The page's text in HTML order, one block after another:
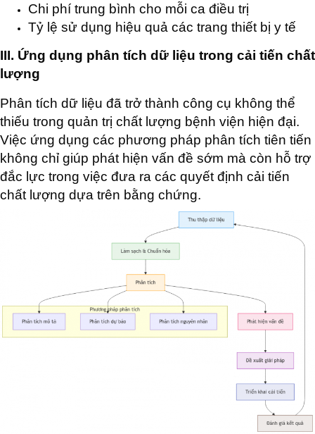
Chi phí trung bình cho mỗi ca điều trị
Tỷ lệ sử dụng hiệu quả các trang thiết bị y tế
III. Ứng dụng phân tích dữ liệu trong cải tiến chất
lượng
Phân tích dữ liệu đã trở thành công cụ không thể
thiếu trong quản trị chất lượng bệnh viện hiện đại.
Việc ứng dụng các phương pháp phân tích tiên tiến
không chỉ giúp phát hiện vấn đề sớm mà còn hỗ trợ
đắc lực trong việc đưa ra các quyết định cải tiến
chất lượng dựa trên bằng chứng.